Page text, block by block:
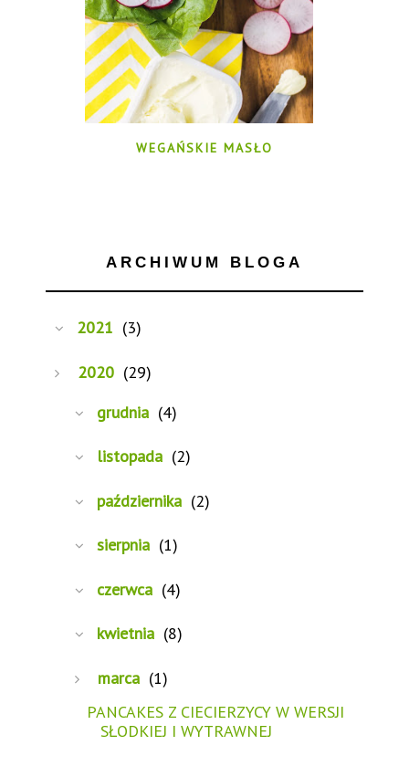
WEGAŃSKIE MASŁO
ARCHIWUM BLOGA
2021 (3)
2020 (29)
grudnia (4)
listopada (2)
października (2)
sierpnia (1)
czerwca (4)
kwietnia (8)
marca (1)
PANCAKES Z CIECIERZYCY W WERSJI
SŁODKIEJ I WYTRAWNEJ